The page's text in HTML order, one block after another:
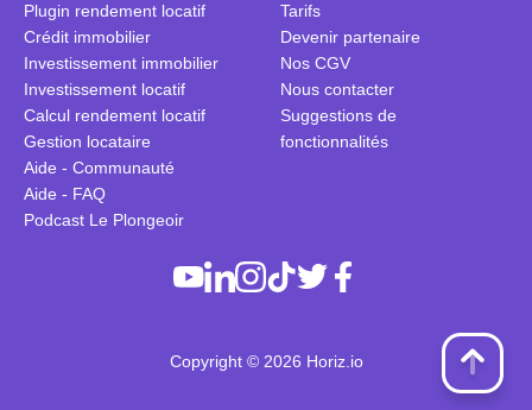
Plugin rendement locatif
Crédit immobilier
Investissement immobilier
Investissement locatif
Calcul rendement locatif
Gestion locataire
Aide - Communauté
Aide - FAQ
Podcast Le Plongeoir
Tarifs
Devenir partenaire
Nos CGV
Nous contacter
Suggestions de
fonctionnalités
Copyright © 2026 Horiz.io